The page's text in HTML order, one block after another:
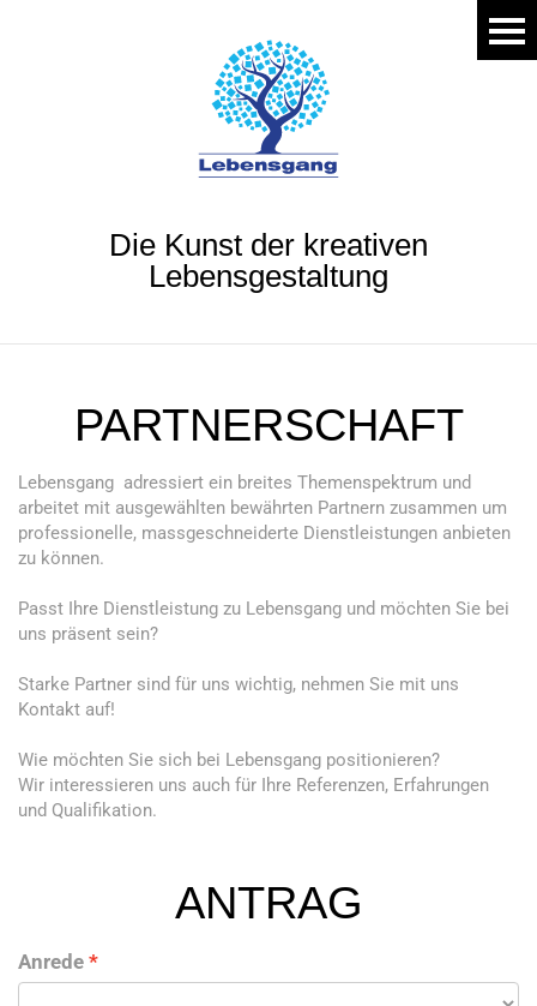
Die Kunst der kreativen
Lebensgestaltung
PARTNERSCHAFT
Lebensgang adressiert ein breites Themenspektrum und
arbeitet mit ausgewählten bewährten Partnern zusammen um
professionelle, massgeschneiderte Dienstleistungen anbieten
zu können.
Passt Ihre Dienstleistung zu Lebensgang und möchten Sie bei
uns präsent sein?
Starke Partner sind für uns wichtig, nehmen Sie mit uns
Kontakt auf!
Wie möchten Sie sich bei Lebensgang positionieren?
Wir interessieren uns auch für Ihre Referenzen, Erfahrungen
und Qualifikation.
ANTRAG
Anrede